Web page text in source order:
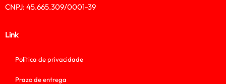
CNPJ: 45.665.309/0001-39
Link
Política de privacidade
Prazo de entrega